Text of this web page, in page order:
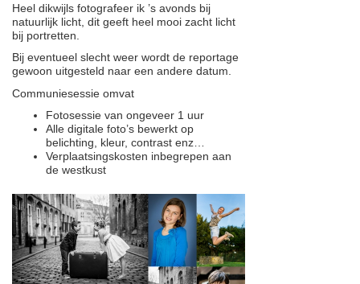
Heel dikwijls fotografeer ik ’s avonds bij
natuurlijk licht, dit geeft heel mooi zacht licht
bij portretten.
Bij eventueel slecht weer wordt de reportage
gewoon uitgesteld naar een andere datum.
Communiesessie omvat
Fotosessie van ongeveer 1 uur
Alle digitale foto’s bewerkt op
belichting, kleur, contrast enz…
Verplaatsingskosten inbegrepen aan
de westkust